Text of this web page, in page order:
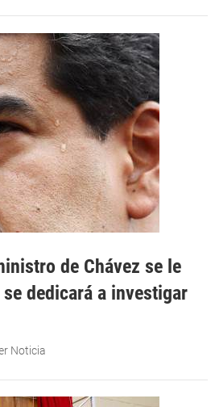
de Chávez se le
dedicará a investigar
Noticia